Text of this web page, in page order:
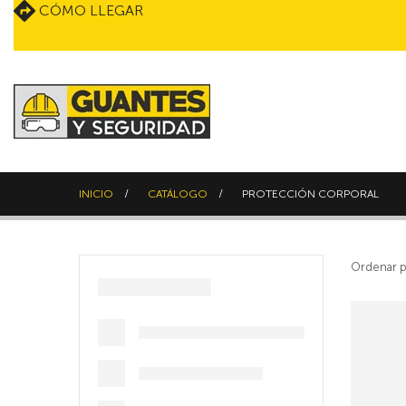
CÓMO LLEGAR
INICIO CATÁLOGO PROTECCIÓN CORPORAL
Ordenar